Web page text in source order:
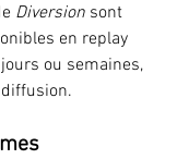
Diversion sont
en replay
ou semaines,